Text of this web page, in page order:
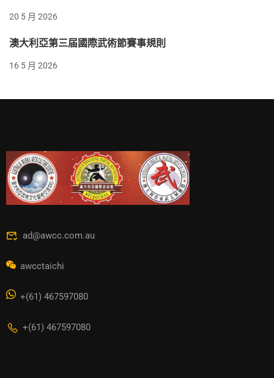
20 5 月 2026
澳大利亞第三届國際武術節賽事規則
16 5 月 2026
ad@awcc.com.au
awcctaichi
+(61) 467597080
+(61) 467597080